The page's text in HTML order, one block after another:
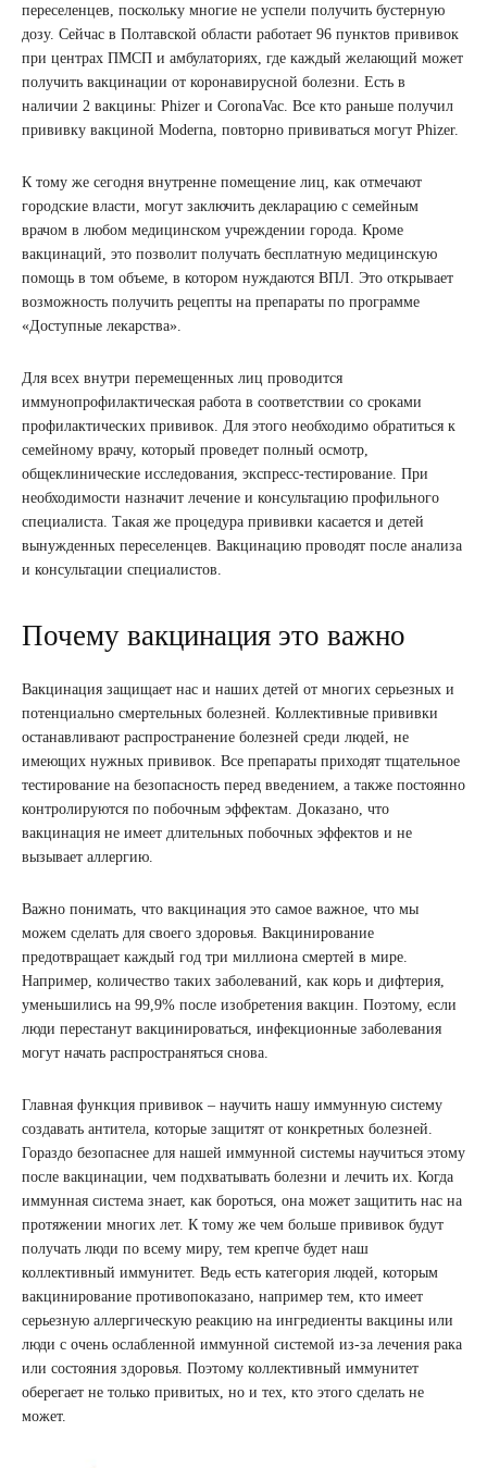
переселенцев, поскольку многие не успели получить бустерную
дозу. Сейчас в Полтавской области работает 96 пунктов прививок
при центрах ПМСП и амбулаториях, где каждый желающий может
получить вакцинации от коронавирусной болезни. Есть в
наличии 2 вакцины: Phizer и CoronaVac. Все кто раньше получил
прививку вакциной Moderna, повторно прививаться могут Phizer.
К тому же сегодня внутренне помещение лиц, как отмечают
городские власти, могут заключить декларацию с семейным
врачом в любом медицинском учреждении города. Кроме
вакцинаций, это позволит получать бесплатную медицинскую
помощь в том объеме, в котором нуждаются ВПЛ. Это открывает
возможность получить рецепты на препараты по программе
«Доступные лекарства».
Для всех внутри перемещенных лиц проводится
иммунопрофилактическая работа в соответствии со сроками
профилактических прививок. Для этого необходимо обратиться к
семейному врачу, который проведет полный осмотр,
общеклинические исследования, экспресс-тестирование. При
необходимости назначит лечение и консультацию профильного
специалиста. Такая же процедура прививки касается и детей
вынужденных переселенцев. Вакцинацию проводят после анализа
и консультации специалистов.
Почему вакцинация это важно
Вакцинация защищает нас и наших детей от многих серьезных и
потенциально смертельных болезней. Коллективные прививки
останавливают распространение болезней среди людей, не
имеющих нужных прививок. Все препараты приходят тщательное
тестирование на безопасность перед введением, а также постоянно
контролируются по побочным эффектам. Доказано, что
вакцинация не имеет длительных побочных эффектов и не
вызывает аллергию.
Важно понимать, что вакцинация это самое важное, что мы
можем сделать для своего здоровья. Вакцинирование
предотвращает каждый год три миллиона смертей в мире.
Например, количество таких заболеваний, как корь и дифтерия,
уменьшились на 99,9% после изобретения вакцин. Поэтому, если
люди перестанут вакцинироваться, инфекционные заболевания
могут начать распространяться снова.
Главная функция прививок – научить нашу иммунную систему
создавать антитела, которые защитят от конкретных болезней.
Гораздо безопаснее для нашей иммунной системы научиться этому
после вакцинации, чем подхватывать болезни и лечить их. Когда
иммунная система знает, как бороться, она может защитить нас на
протяжении многих лет. К тому же чем больше прививок будут
получать люди по всему миру, тем крепче будет наш
коллективный иммунитет. Ведь есть категория людей, которым
вакцинирование противопоказано, например тем, кто имеет
серьезную аллергическую реакцию на ингредиенты вакцины или
люди с очень ослабленной иммунной системой из-за лечения рака
или состояния здоровья. Поэтому коллективный иммунитет
оберегает не только привитых, но и тех, кто этого сделать не
может.